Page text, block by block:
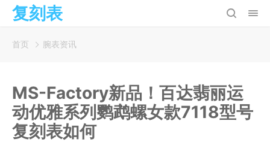
复刻表
首页 腕表资讯
MS-Factory新品！百达翡丽运
动优雅系列鹦鹉螺女款7118型号
复刻表如何